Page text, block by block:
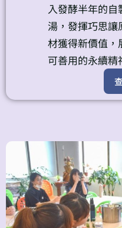
入發酵半年的
湯，發揮巧思
材獲得新價值，
可善用的永續精